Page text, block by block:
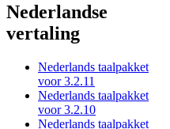
Nederlandse
vertaling
Nederlands taalpakket
voor 3.2.11
Nederlands taalpakket
voor 3.2.10
Nederlands taalpakket